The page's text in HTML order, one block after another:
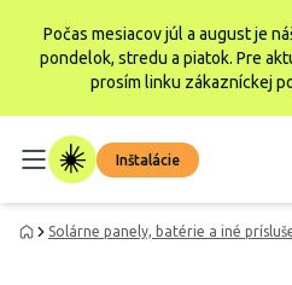
Počas mesiacov júl a august je
pondelok, stredu a piatok. Pre
prosím linku zákazníckej
Inštalácie
Solárne panely, batérie a iné